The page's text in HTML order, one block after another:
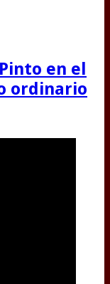
en el
ordinario